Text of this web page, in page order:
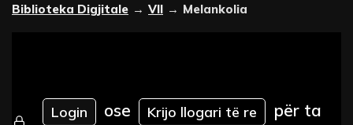
Biblioteka Digjitale → VII → Melankolia
Login ose Krijo llogari të re
për ta